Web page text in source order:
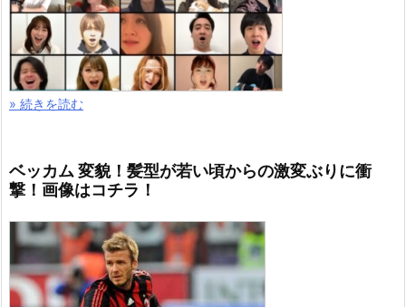
» 続きを読む
ベッカム 変貌！髪型が若い頃からの激変ぶりに衝
撃！画像はコチラ！